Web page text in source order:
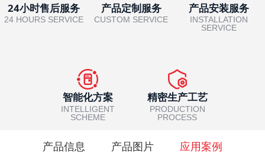
24小时售后服务
24 HOURS SERVICE
产品定制服务
CUSTOM SERVICE
产品安装服务
INSTALLATION
SERVICE
智能化方案
INTELLIGENT
SCHEME
精密生产工艺
PRODUCTION
PROCESS
产品信息 产品图片 应用案例